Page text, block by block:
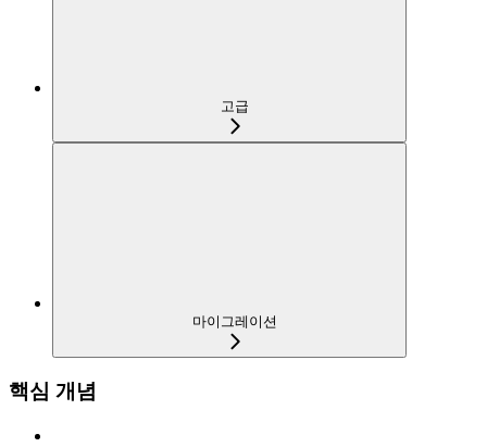
고급
마이그레이션
핵심 개념